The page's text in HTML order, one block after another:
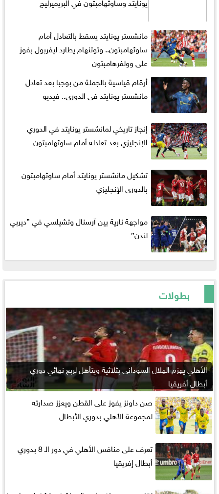
مانشستر يونايتد يسقط بالتعادل أمام
ساوثهامبتون.. وتوتنهام يطارد ليفربول بفوز
على وولفرهامبتون
أرقام قياسية بالجملة من بوجبا بعد تعادل
مانشستر يونايتد فى الدورى.. فيديو
إنجاز تاريخي لمانشستر يونايتد في الدوري
الإنجليزي بعد تعادله أمام ساوثهامبتون
تشكيل مانشستر يونايتد أمام ساوثهامبتون
بالدورى الإنجليزي
مواجهة نارية بين آرسنال وتشيلسي في ”ديربي
لندن”
بطولات
الأهلي يهزم الهلال السودانى بثلاثية ويتأهل لربع نهائي دوري
أبطال أفريقيا
صن داونز يفوز على القطن ويعزز صدارته
لمجموعة الأهلي بدوري الأبطال
تعرف على منافس الأهلي في دور الـ 8 بدوري
أبطال إفريقيا